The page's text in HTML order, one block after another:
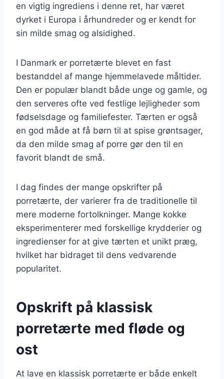
en vigtig ingrediens i denne ret, har været
dyrket i Europa i århundreder og er kendt for
sin milde smag og alsidighed.
I Danmark er porretærte blevet en fast
bestanddel af mange hjemmelavede måltider.
Den er populær blandt både unge og gamle, og
den serveres ofte ved festlige lejligheder som
fødselsdage og familiefester. Tærten er også
en god måde at få børn til at spise grøntsager,
da den milde smag af porre gør den til en
favorit blandt de små.
I dag findes der mange opskrifter på
porretærte, der varierer fra de traditionelle til
mere moderne fortolkninger. Mange kokke
eksperimenterer med forskellige krydderier og
ingredienser for at give tærten et unikt præg,
hvilket har bidraget til dens vedvarende
popularitet.
Opskrift på klassisk
porretærte med fløde og
ost
At lave en klassisk porretærte er både enkelt